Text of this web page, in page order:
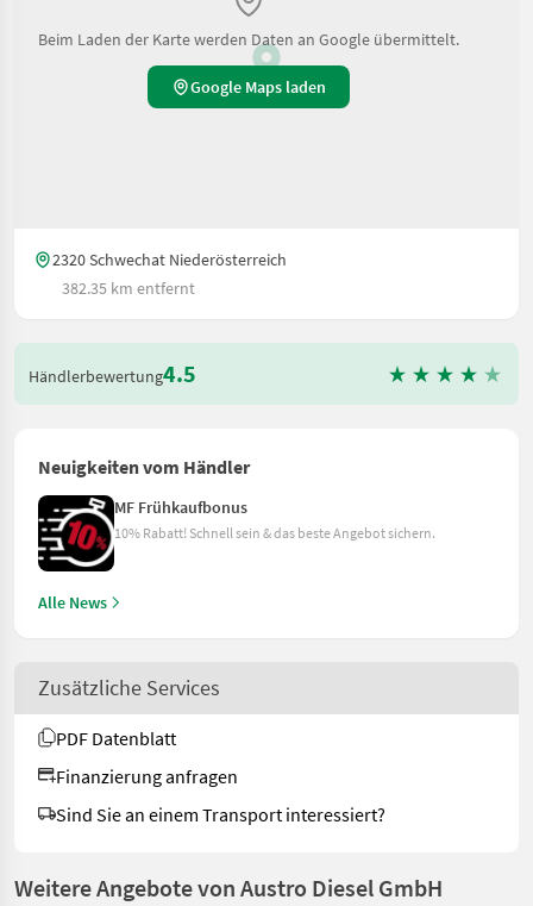
Beim Laden der Karte werden Daten an Google übermittelt.
Google Maps laden
2320 Schwechat Niederösterreich
382.35 km entfernt
Händlerbewertung4.5
Neuigkeiten vom Händler
MF Frühkaufbonus
10% Rabatt! Schnell sein & das beste Angebot sichern.
Alle News
Zusätzliche Services
PDF Datenblatt
Finanzierung anfragen
Sind Sie an einem Transport interessiert?
Weitere Angebote von Austro Diesel GmbH